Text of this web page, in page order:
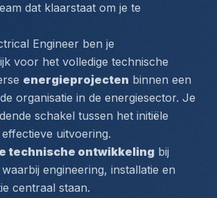
dat klaarstaat om je te
Engineer ben je
voor het volledige technische
energieprojecten binnen een
organisatie in de energiesector. Je
schakel tussen het initiële
uitvoering.
technische ontwikkeling bij
engineering, installatie en
centraal staan.